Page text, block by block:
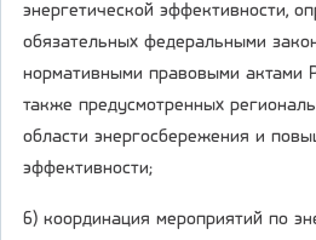
энергетической эффективности,
обязательных федеральными
нормативными правовыми актами
также предусмотренных
области энергосбережения и
эффективности;
6) координация мероприятий по